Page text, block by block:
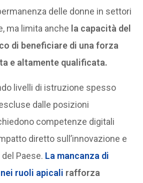
delle donne in settori
ma limita anche la capacità del
di beneficiare di una forza
e altamente qualificata.
livelli di istruzione spesso
dalle posizioni
competenze digitali
diretto sull’innovazione e
Paese. La mancanza di
ruoli apicali rafforza